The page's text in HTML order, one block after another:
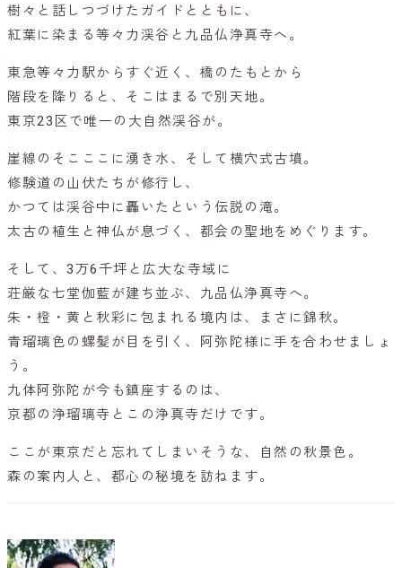
樹々と話しつづけたガイドとともに、
紅葉に染まる等々力渓谷と九品仏浄真寺へ。
東急等々力駅からすぐ近く、橋のたもとから
階段を降りると、そこはまるで別天地。
東京23区で唯一の大自然渓谷が。
崖線のそこここに湧き水、そして横穴式古墳。
修験道の山伏たちが修行し、
かつては渓谷中に轟いたという伝説の滝。
太古の植生と神仏が息づく、都会の聖地をめぐります。
そして、3万6千坪と広大な寺域に
荘厳な七堂伽藍が建ち並ぶ、九品仏浄真寺へ。
朱・橙・黄と秋彩に包まれる境内は、まさに錦秋。
青瑠璃色の螺髪が目を引く、阿弥陀様に手を合わせましょ
う。
九体阿弥陀が今も鎮座するのは、
京都の浄瑠璃寺とこの浄真寺だけです。
ここが東京だと忘れてしまいそうな、自然の秋景色。
森の案内人と、都心の秘境を訪ねます。